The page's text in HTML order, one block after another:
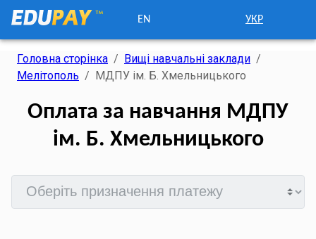
EN УКР
Головна сторінка / Вищі навчальні заклади /
Мелітополь / МДПУ ім. Б. Хмельницького
Оплата за навчання МДПУ
ім. Б. Хмельницького